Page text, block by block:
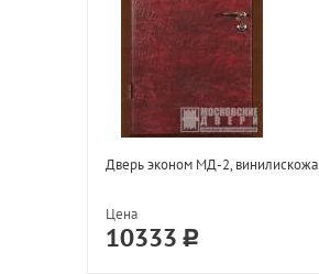
Дверь эконом МД-2, винилискожа
Цена
10333